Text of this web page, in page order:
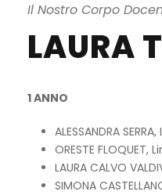
Il Nostro Corpo
LAURA
1 ANNO
ALESSANDRA
ORESTE FLOQUET,
LAURA CALVO
SIMONA